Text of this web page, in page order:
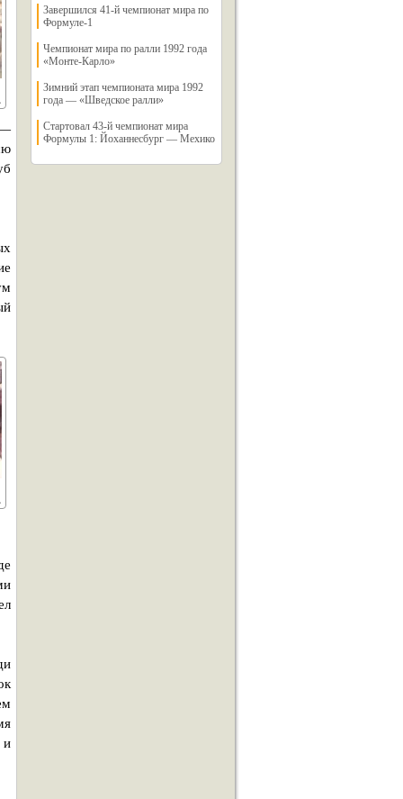
—
и
Завершился 41-й чемпионат мира по
Формуле-1
Чемпионат мира по ралли 1992 года
«Монте-Карло»
Зимний этап чемпионата мира 1992
года — «Шведское ралли»
Стартовал 43-й чемпионат мира
Формулы 1: Йоханнесбург — Мехико